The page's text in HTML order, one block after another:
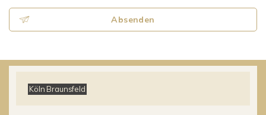
Absenden
Köln Braunsfeld